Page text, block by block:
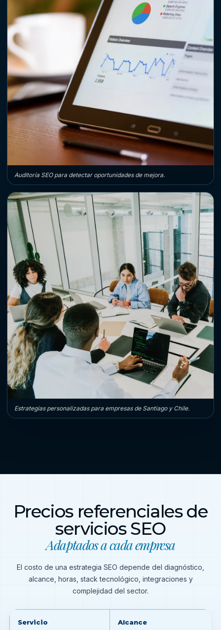
Auditoría SEO para detectar oportunidades de mejora.
Estrategias personalizadas para empresas de Santiago y Chile.
Precios referenciales de
servicios SEO
Adaptados a cada empresa
El costo de una estrategia SEO depende del diagnóstico,
alcance, horas, stack tecnológico, integraciones y
complejidad del sector.
Servicio Alcance